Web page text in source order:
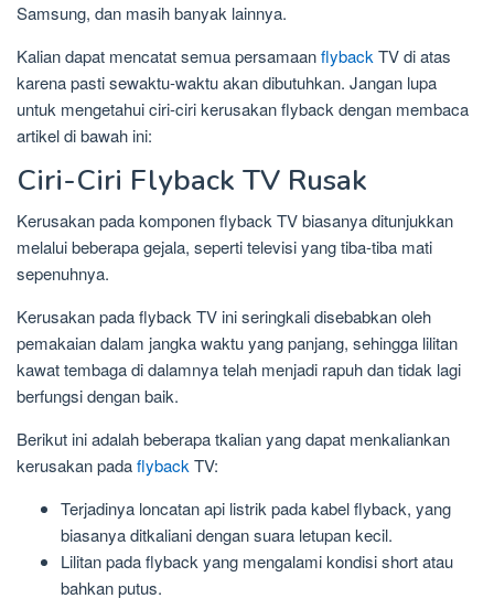
Samsung, dan masih banyak lainnya.
Kalian dapat mencatat semua persamaanflyback TV di atas
karena pasti sewaktu-waktu akan dibutuhkan. Jangan lupa
untuk mengetahui ciri-ciri kerusakan flyback dengan membaca
artikel di bawah ini:
Ciri-Ciri Flyback TV Rusak
Kerusakan pada komponen flyback TV biasanya ditunjukkan
melalui beberapa gejala, seperti televisi yang tiba-tiba mati
sepenuhnya.
Kerusakan pada flyback TV ini seringkali disebabkan oleh
pemakaian dalam jangka waktu yang panjang, sehingga lilitan
kawat tembaga di dalamnya telah menjadi rapuh dan tidak lagi
berfungsi dengan baik.
Berikut ini adalah beberapa tkalian yang dapat menkaliankan
kerusakan padaflyback TV:
Terjadinya loncatan api listrik pada kabel flyback, yang
biasanya ditkaliani dengan suara letupan kecil.
Lilitan pada flyback yang mengalami kondisi short atau
bahkan putus.